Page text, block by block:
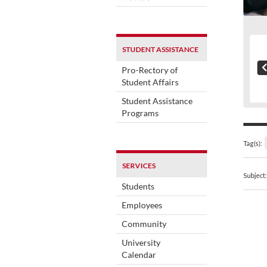
STUDENT ASSISTANCE
Pro-Rectory of
Student Affairs
Student Assistance
Programs
SERVICES
Students
Employees
Community
University
Calendar
Tag(s):
Subject: